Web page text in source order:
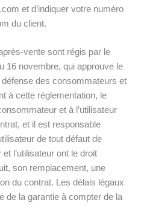
et d’indiquer votre numéro
du client.
vente sont régis par le
16 novembre, qui approuve le
des consommateurs et
à cette réglementation, le
et à l’utilisateur
et il est responsable
de tout défaut de
l’utilisateur ont le droit
son remplacement, une
du contrat. Les délais légaux
de la garantie à compter de la